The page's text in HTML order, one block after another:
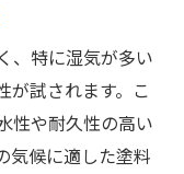
しみ方
を体験
の知恵
識
方法
、特に湿気が多い
が試されます。こ
性や耐久性の高い
気候に適した塗料